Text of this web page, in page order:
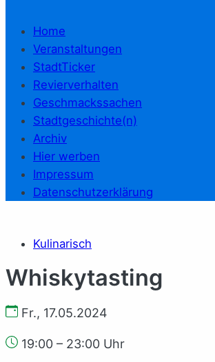
Home
Veranstaltungen
StadtTicker
Revierverhalten
Geschmackssachen
Stadtgeschichte(n)
Archiv
Hier werben
Impressum
Datenschutzerklärung
Kulinarisch
Whiskytasting
Fr., 17.05.2024
19:00 – 23:00 Uhr